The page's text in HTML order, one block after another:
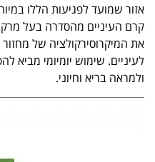
אזור שמועד לפגיעות הללו
קרם העיניים מהסדרה בעל
את המיקרוסירקולציה של
לעיניים. שימוש יומיומי מביא
ולמראה בריא וחיוני.